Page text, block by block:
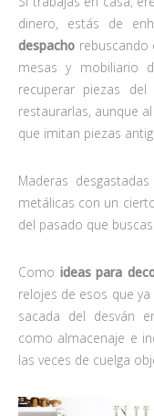
dinero, estás de
despacho
mesas y mobiliario
recuperar piezas
restaurarlas, aunque
que imitan piezas
Maderas
metálicas con un
del pasado que
Como ideas para
relojes de esos que
sacada del desván
como almacenaje e
las veces de cuelga